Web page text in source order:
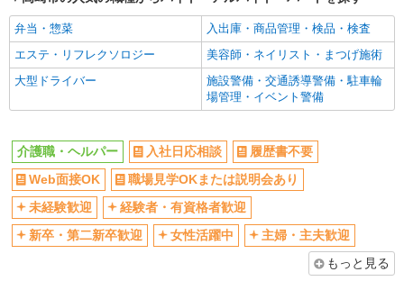
ミドル（40代～）活躍中
エルダー（50代～）活躍中
シニア（60代～）活躍中
昇給あり
週払い
週2～3日勤務OK
16時前退社OK
禁煙・分煙
残業ほぼなし
転勤なし
登録制
交通費支給
社会保険あり
社割・特典あり
研修制度あり
弁当・惣菜
入出庫・商品管理・検品・検査
エステ・リフレクソロジー
美容師・ネイリスト・まつげ施術
大型ドライバー
施設警備・交通誘導警備・駐車輪
場管理・イベント警備
介護職・ヘルパー 入社日応相談
履歴書不要
Web面接OK
職場見学OKまたは説明会あり
未経験歓迎
経験者・有資格者歓迎
新卒・第二新卒歓迎
女性活躍中
主婦・主夫歓迎
もっと見る